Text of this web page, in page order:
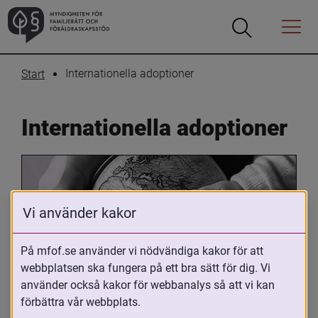
Öppna
Öppna
Menyn
Start Internationella adoptioner
Internationella adoptioner
Oavsett om du är adopterad,
adoptivförälder eller arbetar med
Vi använder kakor
På mfof.se använder vi nödvändiga kakor för att
webbplatsen ska fungera på ett bra sätt för dig. Vi
använder också kakor för webbanalys så att vi kan
förbättra vår webbplats.